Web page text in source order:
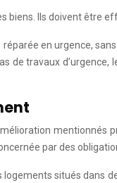
Ils doivent être
en urgence,
de travaux
par des
situés